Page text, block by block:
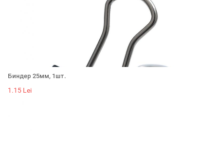
Биндер 25мм, 1шт.
1.15 Lei